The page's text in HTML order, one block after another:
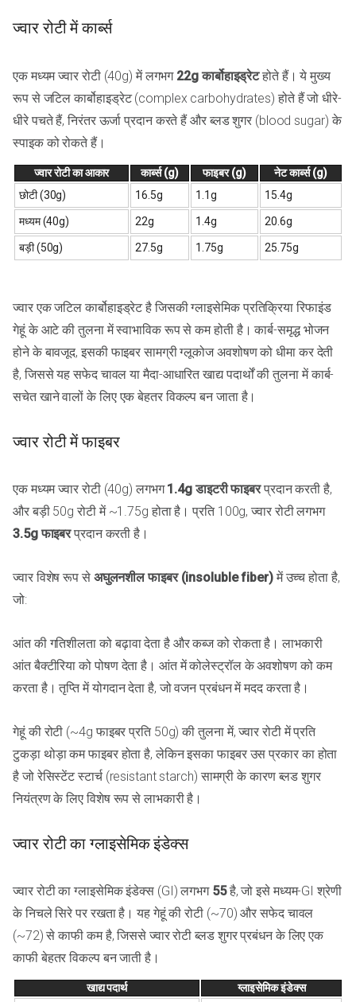
ज्वार रोटी में कार्ब्स
एक मध्यम ज्वार रोटी (40g) में लगभग 22g कार्बोहाइड्रेटहोते हैं। ये मुख्य
रूप से जटिल कार्बोहाइड्रेट (complex carbohydrates) होते हैं जो धीरे-
धीरे पचते हैं, निरंतर ऊर्जा प्रदान करते हैं और ब्लड शुगर (blood sugar) के
स्पाइक को रोकते हैं।
ज्वार रोटी का आकार कार्ब्स (g) फाइबर (g)
नेट कार्ब्स (g)
छोटी (30g)
16.5g 1.1g 15.4g
मध्यम (40g) 22g 1.4g 20.6g
बड़ी (50g) 27.5g 1.75g 25.75g
ज्वार एक जटिल कार्बोहाइड्रेट है जिसकी ग्लाइसेमिक प्रतिक्रिया रिफाइंड
गेहूं के आटे की तुलना में स्वाभाविक रूप से कम होती है। कार्ब-समृद्ध भोजन
होने के बावजूद, इसकी फाइबर सामग्री ग्लूकोज अवशोषण को धीमा कर देती
है, जिससे यह सफेद चावल या मैदा-आधारित खाद्य पदार्थों की तुलना में कार्ब-
सचेत खाने वालों के लिए एक बेहतर विकल्प बन जाता है।
ज्वार रोटी में फाइबर
एक मध्यम ज्वार रोटी (40g) लगभग1.4g डाइटरी फाइबरप्रदान करती है,
और बड़ी 50g रोटी में ~1.75g होता है। प्रति 100g, ज्वार रोटी लगभग
3.5g फाइबरप्रदान करती है।
ज्वार विशेष रूप से अघुलनशील फाइबर (insoluble fiber)में उच्च होता है,
जो:
आंत की गतिशीलता को बढ़ावा देता है और कब्ज को रोकता है। लाभकारी
आंत बैक्टीरिया को पोषण देता है। आंत में कोलेस्ट्रॉल के अवशोषण को कम
करता है। तृप्ति में योगदान देता है, जो वजन प्रबंधन में मदद करता है।
गेहूं की रोटी (~4g फाइबर प्रति 50g) की तुलना में, ज्वार रोटी में प्रति
टुकड़ा थोड़ा कम फाइबर होता है, लेकिन इसका फाइबर उस प्रकार का होता
है जो रेसिस्टेंट स्टार्च (resistant starch) सामग्री के कारण ब्लड शुगर
नियंत्रण के लिए विशेष रूप से लाभकारी है।
ज्वार रोटी का ग्लाइसेमिक इंडेक्स
ज्वार रोटी का ग्लाइसेमिक इंडेक्स (GI) लगभग 55है, जो इसे मध्यम-GI श्रेणी
के निचले सिरे पर रखता है। यह गेहूं की रोटी (~70) और सफेद चावल
(~72) से काफी कम है, जिससे ज्वार रोटी ब्लड शुगर प्रबंधन के लिए एक
काफी बेहतर विकल्प बन जाती है।
खाद्य पदार्थ ग्लाइसेमिक इंडेक्स